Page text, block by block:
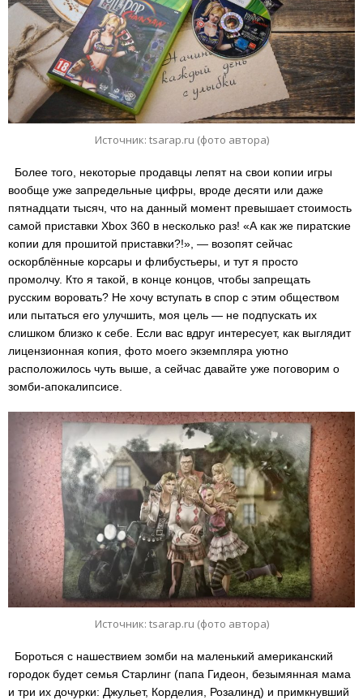
Источник: tsarap.ru (фото автора)
Более того, некоторые продавцы лепят на свои копии игры
вообще уже запредельные цифры, вроде десяти или даже
пятнадцати тысяч, что на данный момент превышает стоимость
самой приставки Xbox 360 в несколько раз! «А как же пиратские
копии для прошитой приставки?!», — возопят сейчас
оскорблённые корсары и флибустьеры, и тут я просто
промолчу. Кто я такой, в конце концов, чтобы запрещать
русским воровать? Не хочу вступать в спор с этим обществом
или пытаться его улучшить, моя цель — не подпускать их
слишком близко к себе. Если вас вдруг интересует, как выглядит
лицензионная копия, фото моего экземпляра уютно
расположилось чуть выше, а сейчас давайте уже поговорим о
зомби-апокалипсисе.
Источник: tsarap.ru (фото автора)
Бороться с нашествием зомби на маленький американский
городок будет семья Старлинг (папа Гидеон, безымянная мама
и три их дочурки: Джульет, Корделия, Розалинд) и примкнувший